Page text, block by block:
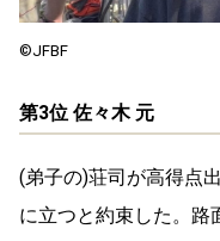
©️JFBF
第3位 佐々⽊ 元
(弟⼦の)荘司が⾼得点
に⽴つと約束した。路